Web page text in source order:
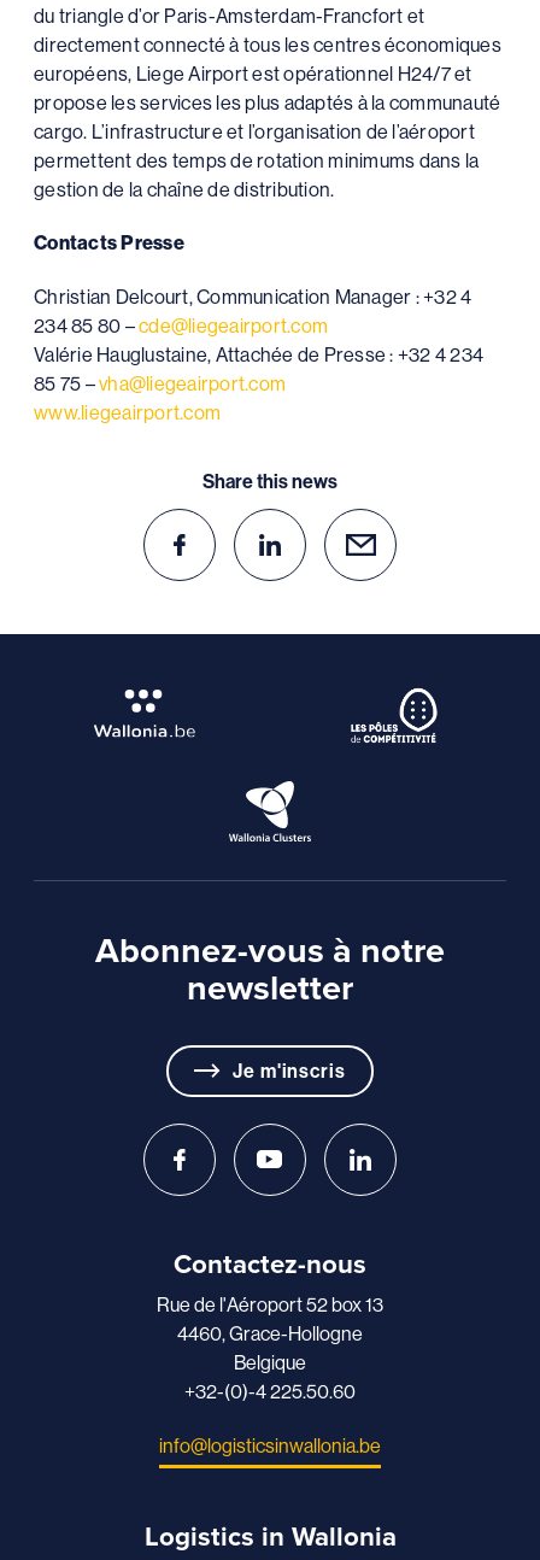
du triangle d’or Paris-Amsterdam-Francfort et
directement connecté à tous les centres économiques
européens, Liege Airport est opérationnel H24/7 et
propose les services les plus adaptés à la communauté
cargo. L’infrastructure et l’organisation de l’aéroport
permettent des temps de rotation minimums dans la
gestion de la chaîne de distribution.
Contacts Presse
Christian Delcourt, Communication Manager : +32 4
234 85 80 –cde@liegeairport.com
Valérie Hauglustaine, Attachée de Presse : +32 4 234
85 75 –vha@liegeairport.com
www.liegeairport.com
Share this news
Abonnez-vous à notre
newsletter
Je m'inscris
Contactez-nous
Rue de l'Aéroport 52 box 13
4460, Grace-Hollogne
Belgique
+32-(0)-4 225.50.60
info@logisticsinwallonia.be
Logistics in Wallonia